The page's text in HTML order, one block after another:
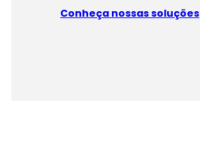
Conheça nossas soluções